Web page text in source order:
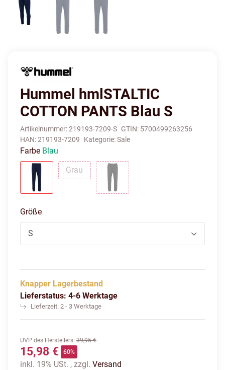
Hummel hmlSTALTIC
COTTON PANTS Blau S
Artikelnummer:219193-7209-S GTIN: 5700499263256
HAN:219193-7209 Kategorie:Sale
Farbe Blau
Grau Grau
Größe
S
Knapper Lagerbestand
Lieferstatus: 4-6 Werktage
Lieferzeit: 2 - 3 Werktage
UVP des Herstellers: 39,95 €
15,98 € 60%
inkl. 19% USt. , zzgl. Versand